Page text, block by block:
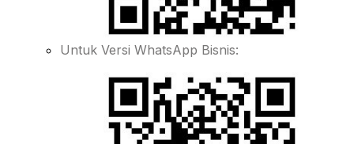
Untuk Versi WhatsApp Bisnis: